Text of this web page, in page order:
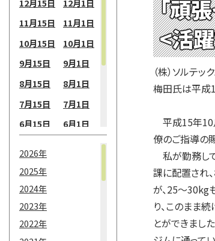
11月15日
11月1日
10月15日
10月1日
9月15日
9月1日
8月15日
8月1日
7月15日
7月1日
6月15日
6月1日
3月15日
2月15日
1月15日
2026年
2025年
2024年
2023年
2022年
「頑
<活
（株）ソル
梅田氏は平成
平成15年10
僚のご指導の
私が勤務し
課に配置され
が、25～30kg
り、このまま
とができまし